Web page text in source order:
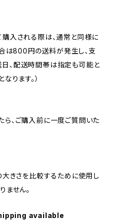
入される際は、通常と同様に
800円の送料が発生し、支
、配送時間帯は指定も可能と
ります。）
ら、ご購入前に一度ご質問いた
きさを比較するために使用し
ません。
available